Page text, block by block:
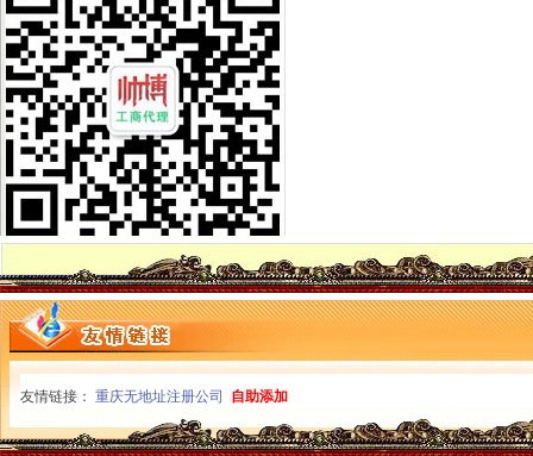
大足局“保姆式”重庆代办公司服务指导商标发展出成效
涪陵局重庆公司注销江北所扎实开展商标富农工作促进农户万元增收
黔江局重庆税务注销协助供销社搭建网络平台促进三农发展
市局机关出台操作办法规范“一讲二评三公示”重庆公司注销
潼南局三举措开展报废汽车市重庆营业执照注销场专项整
渝中局重庆代办公司突出重点创新方式着力构建商标专用权保护新格局
万州局“三个突出”重庆公司注销实现综合理与工商工作有机结合
开县局建立“监控两级督查”重庆公司注销制度加廉政风险点防范管理
江津局采取“五个联动”重庆税务注销提高维权效率
北碚局重庆税务注销开通微型企业工作声讯电话
北部新区局重庆分公司注销多措并举加亚运会食品安全监管工作
沙坪坝局重庆营业执照注销帮扶困难大创办微型企业受好评
市局副局长陈文渝出席西南大学“微型企业创业指导站”重庆营业执照注销授牌
全市重庆分公司注销工商部门深入推进未成年人思想道德建设工作取得阶段成效
市局局长、重庆营业执照注销组书记波到綦江局调研工作
永川局突出“四增四创四新”重庆代办公司促进工作再上新台阶
市重庆税务注销局建立联动制度 助推1000户微企发展
全市重庆营业执照注销深入推进未成年人思想道德建设工作圆满结束
友情链接： 重庆无地址注册公司 自助添加